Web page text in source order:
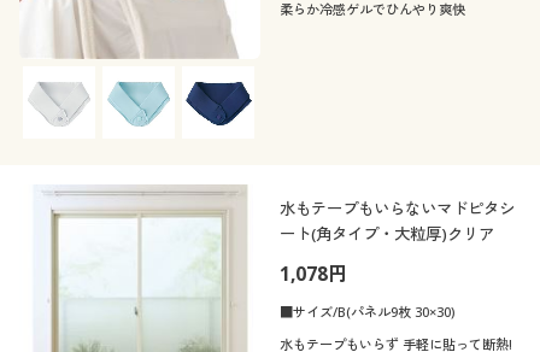
柔らか冷感ゲルでひんやり爽快
水もテープもいらないマドピタシ
ート(角タイプ・大粒厚)クリア
1,078円
■サイズ/B(パネル9枚 30×30)
水もテープもいらず 手軽に貼って断熱!